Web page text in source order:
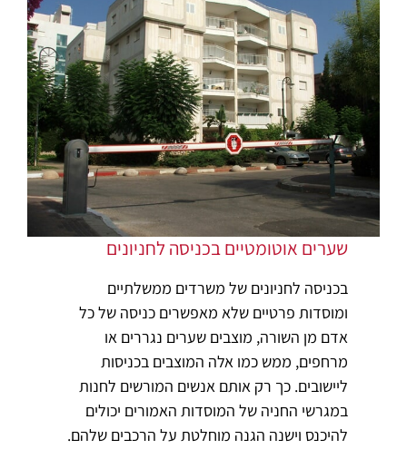
שערים אוטומטיים בכניסה לחניונים
בכניסה לחניונים של משרדים ממשלתיים
ומוסדות פרטיים שלא מאפשרים כניסה של כל
אדם מן השורה, מוצבים שערים נגררים או
מרחפים, ממש כמו אלה המוצבים בכניסות
ליישובים. כך רק אותם אנשים המורשים לחנות
במגרשי החניה של המוסדות האמורים יכולים
להיכנס וישנה הגנה מוחלטת על הרכבים שלהם.